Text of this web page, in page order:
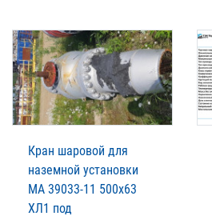
Кран шаровой для
наземной установки
МА 39033-11 500х63
ХЛ1 под